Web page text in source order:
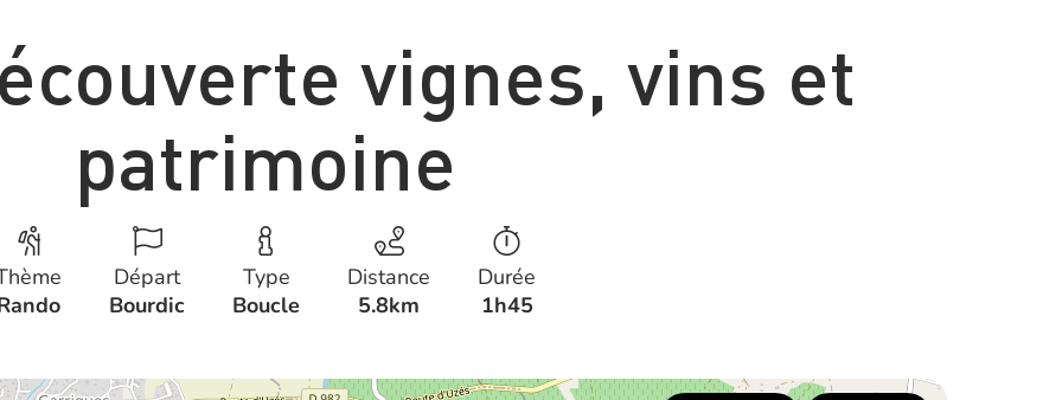
vignes, vins et
patrimoine
Départ
Bourdic
Type
Boucle
Distance
5.8km
Durée
1h45